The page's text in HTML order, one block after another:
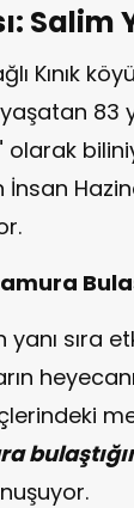
Salim
Kınık
83
yanı sıra